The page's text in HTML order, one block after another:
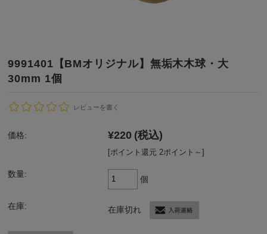
9991401【BMオリジナル】無垢木木球・大
30mm 1個
レビューを書く
価格: ¥220 (税込)
[ポイント還元 2ポイント～]
数量:
個
在庫: 在庫切れ